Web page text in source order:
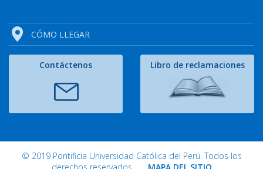
CÓMO LLEGAR
Contáctenos Libro de reclamaciones
© 2019 Pontificia Universidad Católica del Perú. Todos los